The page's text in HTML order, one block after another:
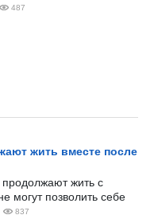
487
жить вместе после
продолжают жить с
могут позволить себе
837